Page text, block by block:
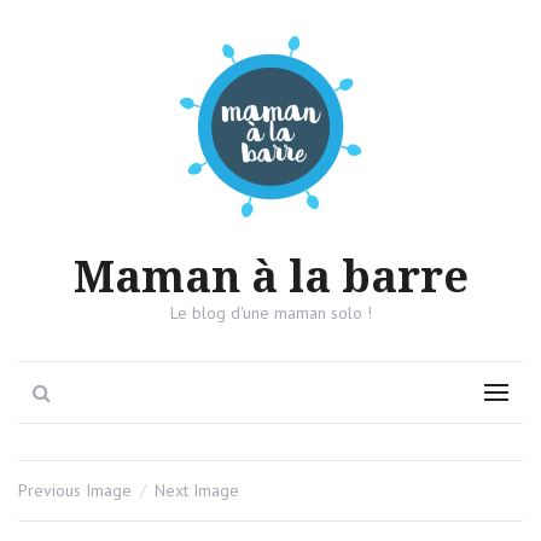
Maman à la barre
Le blog d'une maman solo !
Menu
Previous Image Next Image